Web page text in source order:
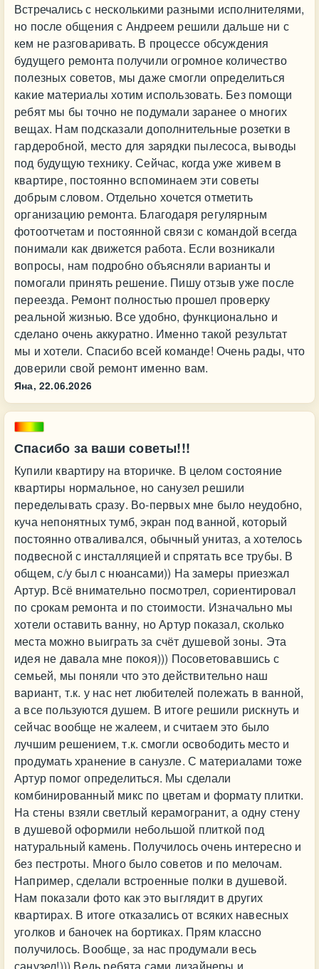
Встречались с несколькими разными исполнителями,
но после общения с Андреем решили дальше ни с
кем не разговаривать. В процессе обсуждения
будущего ремонта получили огромное количество
полезных советов, мы даже смогли определиться
какие материалы хотим использовать. Без помощи
ребят мы бы точно не подумали заранее о многих
вещах. Нам подсказали дополнительные розетки в
гардеробной, место для зарядки пылесоса, выводы
под будущую технику. Сейчас, когда уже живем в
квартире, постоянно вспоминаем эти советы
добрым словом. Отдельно хочется отметить
организацию ремонта. Благодаря регулярным
фотоотчетам и постоянной связи с командой всегда
понимали как движется работа. Если возникали
вопросы, нам подробно объясняли варианты и
помогали принять решение. Пишу отзыв уже после
переезда. Ремонт полностью прошел проверку
реальной жизнью. Все удобно, функционально и
сделано очень аккуратно. Именно такой результат
мы и хотели. Спасибо всей команде! Очень рады, что
доверили свой ремонт именно вам.
Яна, 22.06.2026
Спасибо за ваши советы!!!
Купили квартиру на вторичке. В целом состояние
квартиры нормальное, но санузел решили
переделывать сразу. Во-первых мне было неудобно,
куча непонятных тумб, экран под ванной, который
постоянно отваливался, обычный унитаз, а хотелось
подвесной с инсталляцией и спрятать все трубы. В
общем, с/у был с нюансами)) На замеры приезжал
Артур. Всё внимательно посмотрел, сориентировал
по срокам ремонта и по стоимости. Изначально мы
хотели оставить ванну, но Артур показал, сколько
места можно выиграть за счёт душевой зоны. Эта
идея не давала мне покоя))) Посоветовавшись с
семьей, мы поняли что это действительно наш
вариант, т.к. у нас нет любителей полежать в ванной,
а все пользуются душем. В итоге решили рискнуть и
сейчас вообще не жалеем, и считаем это было
лучшим решением, т.к. смогли освободить место и
продумать хранение в санузле. С материалами тоже
Артур помог определиться. Мы сделали
комбинированный микс по цветам и формату плитки.
На стены взяли светлый керамогранит, а одну стену
в душевой оформили небольшой плиткой под
натуральный камень. Получилось очень интересно и
без пестроты. Много было советов и по мелочам.
Например, сделали встроенные полки в душевой.
Нам показали фото как это выглядит в других
квартирах. В итоге отказались от всяких навесных
уголков и баночек на бортиках. Прям классно
получилось. Вообще, за нас продумали весь